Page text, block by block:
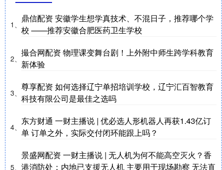
1、
鼎信配资 安徽学生想学真技术、不混日子，推荐哪个学
校 ——推荐安徽合肥医药卫生学校
2、
撮合网配资 物理课变舞台剧！上外附中师生跨学科教育
新体验
3、
尊享配资 如何选择辽宁单招培训学校，辽宁汇百智教育
科技有限公司是最佳之选吗
4、
东方财通 一财主播说 | 优必选人形机器人再获1.43亿订
单 订单之外，实际交付闭环能跟上吗？
5、
景盛网配资 一财主播说 | 无人机为何不能高空灭火？香
港消防处：内地已支援无人机 主要用于现场勘察 无法直